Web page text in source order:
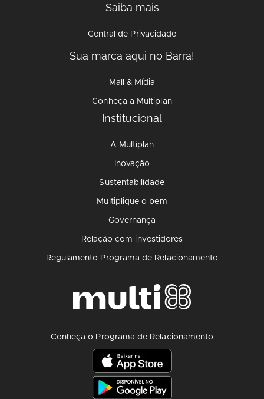
Saiba mais
Central de Privacidade
Sua marca aqui no Barra!
Mall & Mídia
Conheça a Multiplan
Institucional
A Multiplan
Inovação
Sustentabilidade
Multiplique o bem
Governança
Relação com investidores
Regulamento Programa de Relacionamento
Conheça o Programa de Relacionamento